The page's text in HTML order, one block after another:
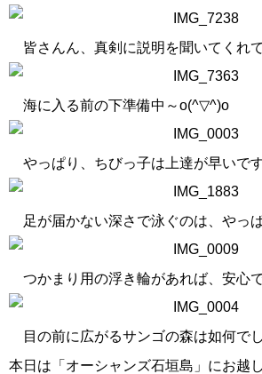
皆さんん、真剣に説明を聞いてくれ
海に入る前の下準備中～o(^▽^)o
やっぱり、ちびっ子は上達が早いで
足が届かない深さで泳ぐのは、やっ
つかまり用の浮き輪があれば、安心
目の前に広がるサンゴの森は如何で
本日は「オーシャンズ石垣島」にお越